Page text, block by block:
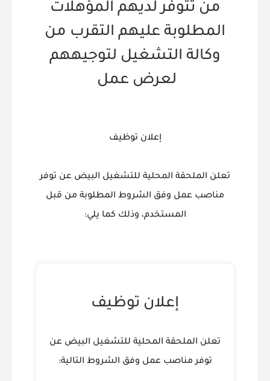
من تتوفر لديهم المؤهلات
المطلوبة عليهم التقرب من
وكالة التشغيل لتوجيههم
لعرض عمل
إعلان توظيف
تعلن الملحقة المحلية للتشغيل البيض عن توفر
مناصب عمل وفق الشروط المطلوبة من قبل
المستخدم، وذلك كما يلي:
إعلان توظيف
تعلن الملحقة المحلية للتشغيل البيض عن
توفر مناصب عمل وفق الشروط التالية: